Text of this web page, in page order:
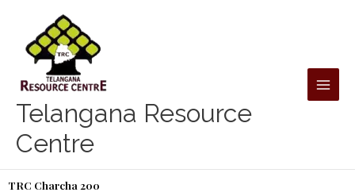
content
Telangana Resource
Centre
TRC Charcha 200